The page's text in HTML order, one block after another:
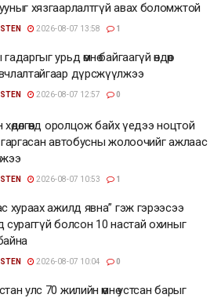
хязгаарлалтгүй авах боломжтой
2026-08-07 13:58 1
урьд өмнө байгаагүй өндөр
дүрсжүүлжээ
2026-08-07 12:57 0
оролцож байх үедээ ноцтой
гаргасан автобусны жолоочийг ажлаас
2026-08-07 10:53 1
хураах ажилд явна” гэж гэрээсээ
сураггүй болсон 10 настай охиныг
2026-08-07 10:04 0
улс 70 жилийн өмнө устсан барыг